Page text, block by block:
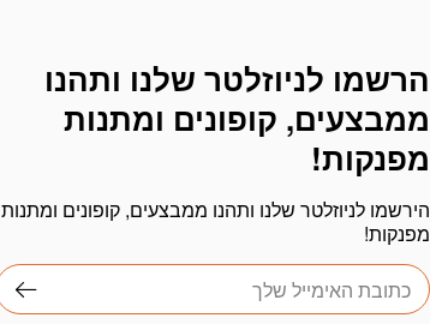
הרשמו לניוזלטר שלנו ותהנו
ממבצעים, קופונים ומתנות
מפנקות!
הירשמו לניוזלטר שלנו ותהנו ממבצעים, קופונים ומתנות
מפנקות!
דוא׳׳ל